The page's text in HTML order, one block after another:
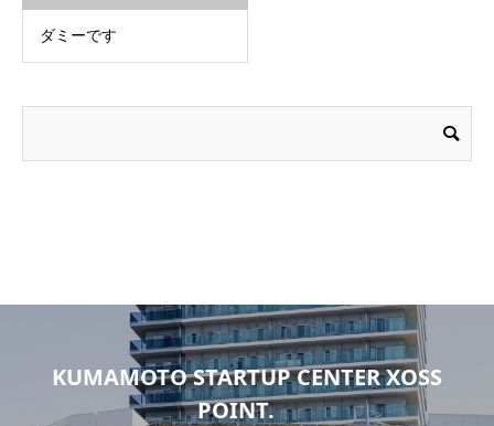
ダミーです
KUMAMOTO STARTUP CENTER XOSS
POINT.